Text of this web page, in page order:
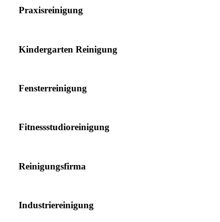
Praxisreinigung
Kindergarten Reinigung
Fensterreinigung
Fitnessstudioreinigung
Reinigungsfirma
Industriereinigung